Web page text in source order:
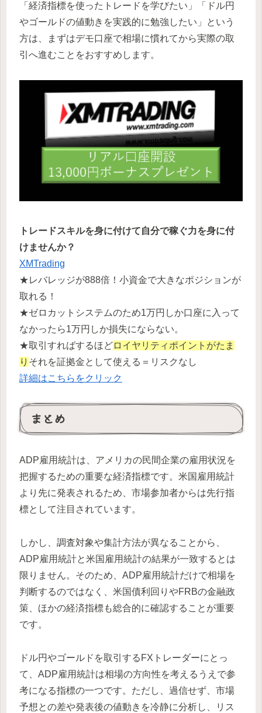
「経済指標を使ったトレードを学びたい」「ドル円
やゴールドの値動きを実践的に勉強したい」という
方は、まずはデモ口座で相場に慣れてから実際の取
引へ進むことをおすすめします。
トレードスキルを身に付けて自分で稼ぐ力を身に付
けませんか？
XMTrading
★レバレッジが888倍！小資金で大きなポジションが
取れる！
★ゼロカットシステムのため1万円しか口座に入って
なかったら1万円しか損失にならない。
★取引すればするほどロイヤリティポイントがたま
り それを証拠金として使える＝リスクなし
詳細はこちらをクリック
まとめ
ADP雇用統計は、アメリカの民間企業の雇用状況を
把握するための重要な経済指標です。米国雇用統計
より先に発表されるため、市場参加者からは先行指
標として注目されています。
しかし、調査対象や集計方法が異なることから、
ADP雇用統計と米国雇用統計の結果が一致するとは
限りません。そのため、ADP雇用統計だけで相場を
判断するのではなく、米国債利回りやFRBの金融政
策、ほかの経済指標も総合的に確認することが重要
です。
ドル円やゴールドを取引するFXトレーダーにとっ
て、ADP雇用統計は相場の方向性を考えるうえで参
考になる指標の一つです。ただし、過信せず、市場
予想との差や発表後の値動きを冷静に分析し、リス